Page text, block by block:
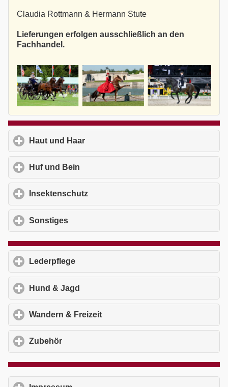
Claudia Rottmann & Hermann Stute
Lieferungen erfolgen ausschließlich an den
Fachhandel.
Haut und Haar
Huf und Bein
Insektenschutz
Sonstiges
Lederpflege
Hund & Jagd
Wandern & Freizeit
Zubehör